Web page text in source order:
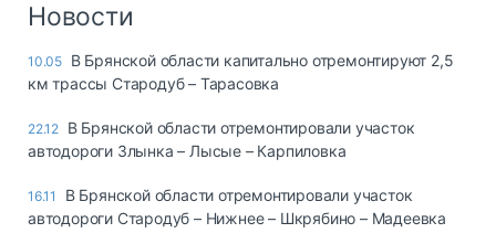
опасные грузы
страхование
Склады и
грузовые
Новости
10.05 В Брянской области капитально отремонтируют 2,5
км трассы Стародуб – Тарасовка
22.12 В Брянской области отремонтировали участок
автодороги Злынка – Лысые – Карпиловка
16.11
В Брянской области отремонтировали участок
автодороги Стародуб – Нижнее – Шкрябино – Мадеевка